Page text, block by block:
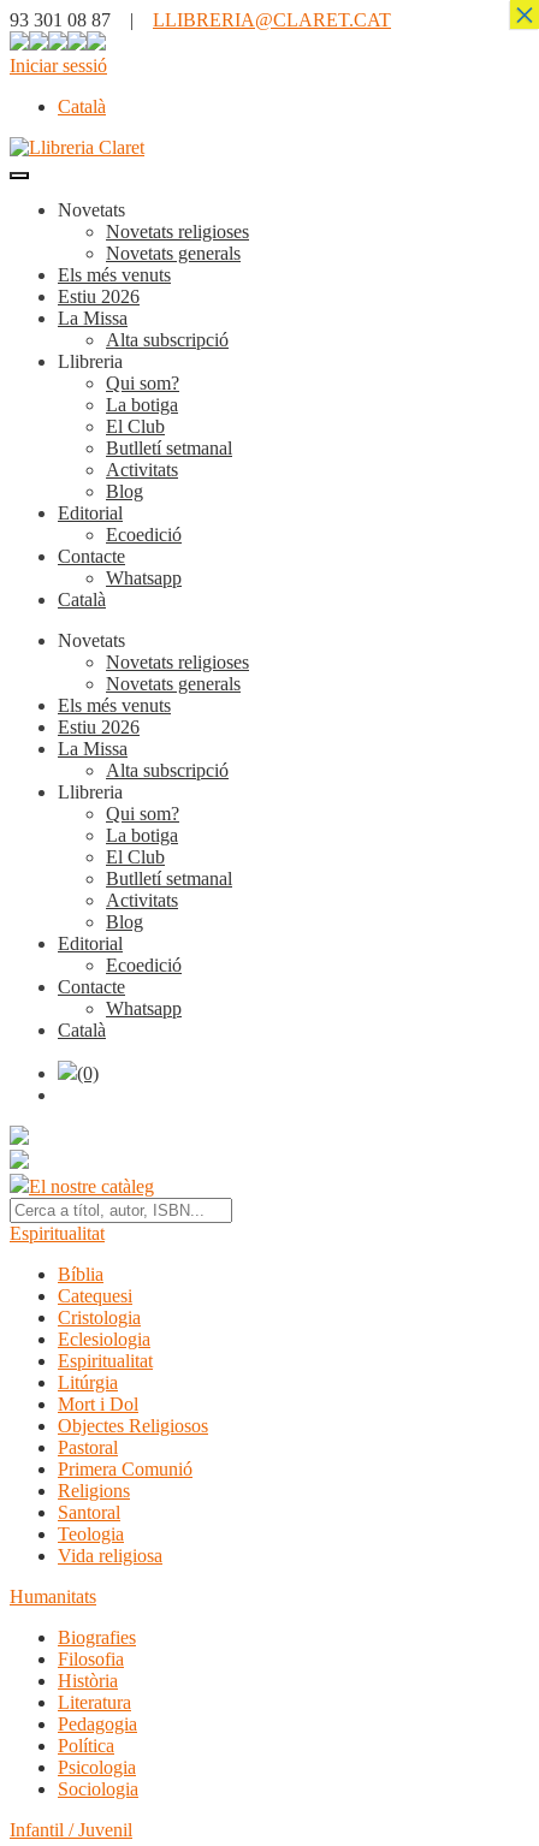
93 301 08 87 | LLIBRERIA@CLARET.CAT
Iniciar sessió
Català
Novetats
Novetats religioses
Novetats generals
Els més venuts
Estiu 2026
La Missa
Alta subscripció
Llibreria
Qui som?
La botiga
El Club
Butlletí setmanal
Activitats
Blog
Editorial
Ecoedició
Contacte
Whatsapp
Català
Novetats
Novetats religioses
Novetats generals
Els més venuts
Estiu 2026
La Missa
Alta subscripció
Llibreria
Qui som?
La botiga
El Club
Butlletí setmanal
Activitats
Blog
Editorial
Ecoedició
Contacte
Whatsapp
Català
(0)
El nostre catàleg
Espiritualitat
Bíblia
Catequesi
Cristologia
Eclesiologia
Espiritualitat
Litúrgia
Mort i Dol
Objectes Religiosos
Pastoral
Primera Comunió
Religions
Santoral
Teologia
Vida religiosa
Humanitats
Biografies
Filosofia
Història
Literatura
Pedagogia
Política
Psicologia
Sociologia
Infantil / Juvenil
×